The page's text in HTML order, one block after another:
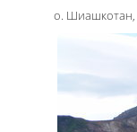
о. Шиашкотан,